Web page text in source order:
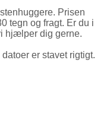
Prisen
tegn og fragt. Er du i
hjælper dig gerne.
er stavet rigtigt.